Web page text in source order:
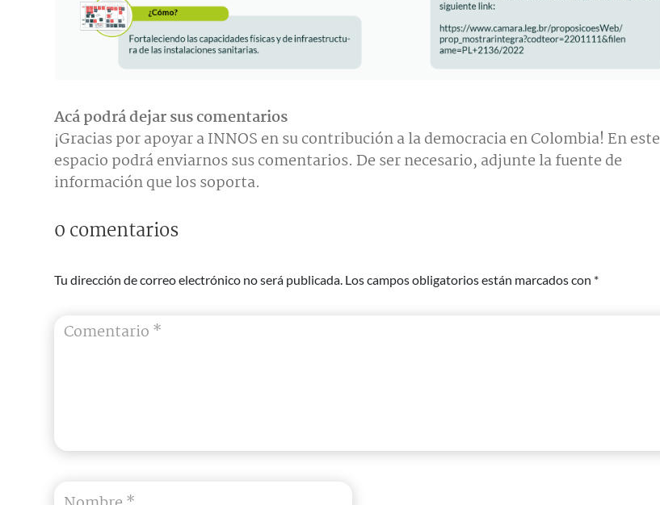
Acá podrá dejar sus comentarios
¡Gracias por apoyar a INNOS en su contribución a la democracia en Colombia! En este
espacio podrá enviarnos sus comentarios. De ser necesario, adjunte la fuente de
información que los soporta.
0 comentarios
Tu dirección de correo electrónico no será publicada. Los campos obligatorios están marcados con *